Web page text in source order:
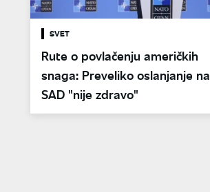
SVET
Rute o povlačenju američkih
snaga: Preveliko oslanjanje na
SAD "nije zdravo"